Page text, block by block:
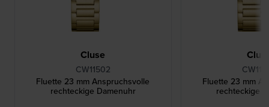
Cluse
CW11502
Fluette 23 mm Anspruchsvolle
rechteckige Damenuhr
Fluette 23 mm
rechteckige